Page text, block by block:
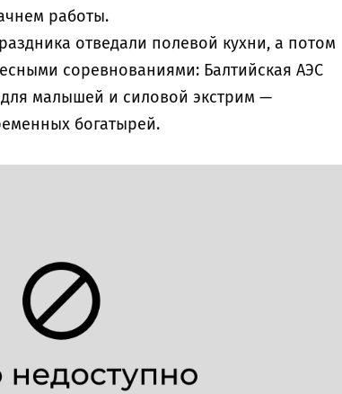
работы.
отведали полевой кухни, а потом
соревнованиями: Балтийская АЭС
малышей и силовой экстрим —
богатырей.